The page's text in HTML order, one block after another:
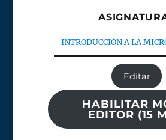
INTRODUCCIÓN A LA
Editar
HABILITAR
EDITOR (15